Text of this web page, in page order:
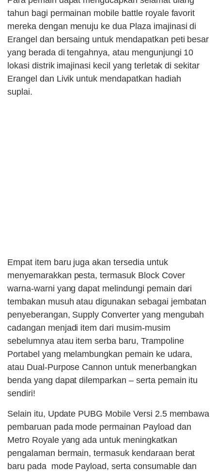
tahun bagi permainan mobile battle royale favorit
mereka dengan menuju ke dua Plaza imajinasi di
Erangel dan bersaing untuk mendapatkan peti besar
yang berada di tengahnya, atau mengunjungi 10
lokasi distrik imajinasi kecil yang terletak di sekitar
Erangel dan Livik untuk mendapatkan hadiah
suplai.
Empat item baru juga akan tersedia untuk
menyemarakkan pesta, termasuk Block Cover
warna-warni yang dapat melindungi pemain dari
tembakan musuh atau digunakan sebagai jembatan
penyeberangan, Supply Converter yang mengubah
cadangan menjadi item dari musim-musim
sebelumnya atau item serba baru, Trampoline
Portabel yang melambungkan pemain ke udara,
atau Dual-Purpose Cannon untuk menerbangkan
benda yang dapat dilemparkan – serta pemain itu
sendiri!
Selain itu, Update PUBG Mobile Versi 2.5 membawa
pembaruan pada mode permainan Payload dan
Metro Royale yang ada untuk meningkatkan
pengalaman bermain, termasuk kendaraan berat
baru pada mode Payload, serta consumable dan